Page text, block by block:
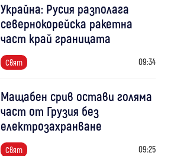
Украйна: Русия разполага
севернокорейска ракетна
част край границата
Свят 09:34
Мащабен срив остави голяма
част от Грузия без
електрозахранване
Свят 09:25